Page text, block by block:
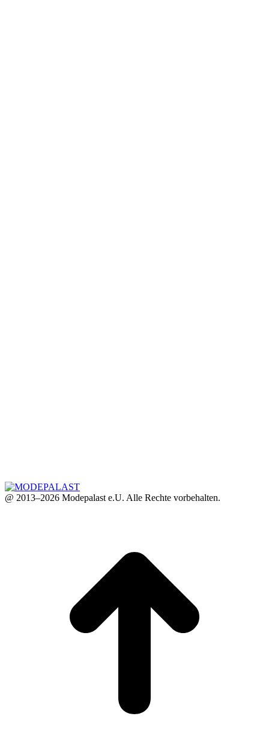
@ 2013–2026 Modepalast e.U. Alle Rechte vorbehalten.